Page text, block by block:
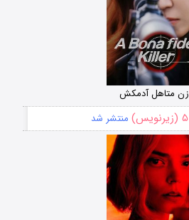
زن متاهل آدمکش
۵ (زیرنویس) منتشر شد